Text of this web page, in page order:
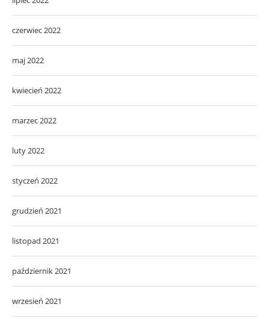
czerwiec 2022
maj 2022
kwiecień 2022
marzec 2022
luty 2022
styczeń 2022
grudzień 2021
listopad 2021
październik 2021
wrzesień 2021